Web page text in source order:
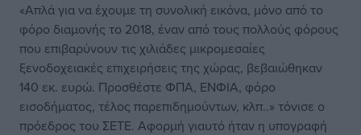
«Απλά για να έχουμε τη συνολική εικόνα, μόνο από το
φόρο διαμονής το 2018, έναν από τους πολλούς φόρους
που επιβαρύνουν τις χιλιάδες μικρομεσαίες
ξενοδοχειακές επιχειρήσεις της χώρας, βεβαιώθηκαν
140 εκ. ευρώ. Προσθέστε ΦΠΑ, ΕΝΦΙΑ, φόρο
εισοδήματος, τέλος παρεπιδημούντων, κλπ..» τόνισε ο
πρόεδρος του ΣΕΤΕ. Αφορμή γιαυτό ήταν η υπογραφή